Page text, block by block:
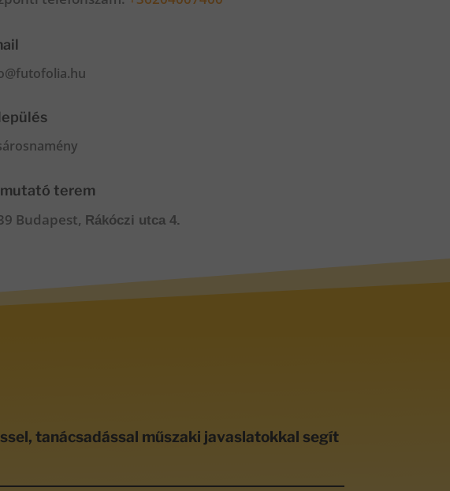
terem
Budapest, Rákóczi utca 4.
tanácsadással műszaki javaslatokkal segít